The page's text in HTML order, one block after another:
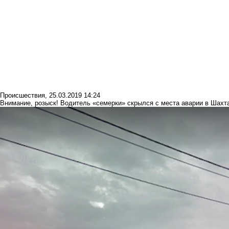
Происшествия, 25.03.2019 14:24
Внимание, розыск! Водитель «семерки» скрылся с места аварии в